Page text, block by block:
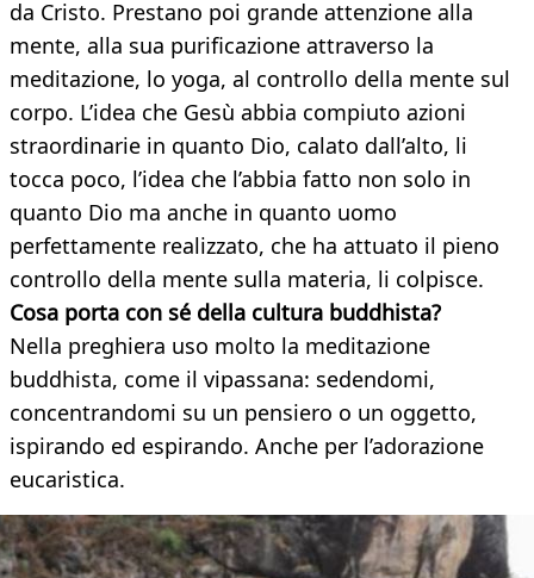
da Cristo. Prestano poi grande attenzione alla
mente, alla sua purificazione attraverso la
meditazione, lo yoga, al controllo della mente sul
corpo. L’idea che Gesù abbia compiuto azioni
straordinarie in quanto Dio, calato dall’alto, li
tocca poco, l’idea che l’abbia fatto non solo in
quanto Dio ma anche in quanto uomo
perfettamente realizzato, che ha attuato il pieno
controllo della mente sulla materia, li colpisce.
Cosa porta con sé della cultura buddhista?
Nella preghiera uso molto la meditazione
buddhista, come il vipassana: sedendomi,
concentrandomi su un pensiero o un oggetto,
ispirando ed espirando. Anche per l’adorazione
eucaristica.